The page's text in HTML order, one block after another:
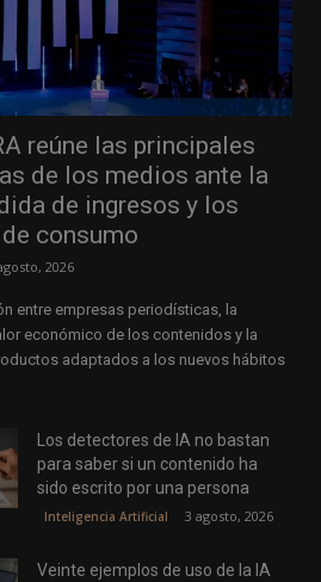
reúne las principales
de los medios ante la
de ingresos y los
consumo
2026
entre empresas periodísticas, la
económico de los contenidos y la
adaptados a los nuevos hábitos
Los detectores de IA no bastan
para saber si un contenido ha
sido escrito por una persona
Inteligencia Artificial 3 agosto, 2026
Veinte ejemplos de uso de la IA